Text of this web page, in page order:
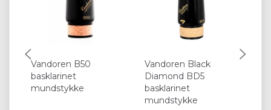
Vandoren B50
basklarinet
mundstykke
Vandoren Black
Diamond BD5
basklarinet
mundstykke